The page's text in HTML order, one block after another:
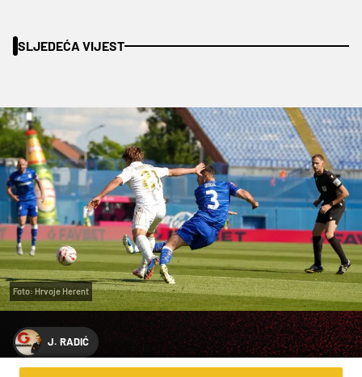
SLJEDEĆA VIJEST
Foto: Hrvoje Herent
J. RADIĆ